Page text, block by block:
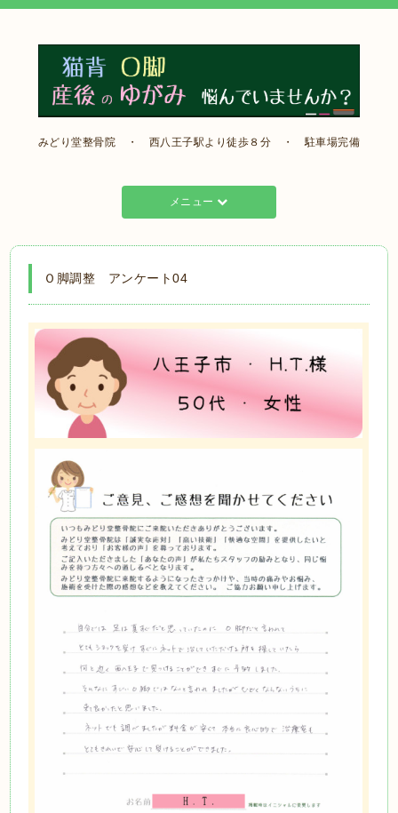
みどり堂整骨院 ・ 西八王子駅より徒歩８分 ・ 駐車場完備
メニュー
Ｏ脚調整 アンケート04